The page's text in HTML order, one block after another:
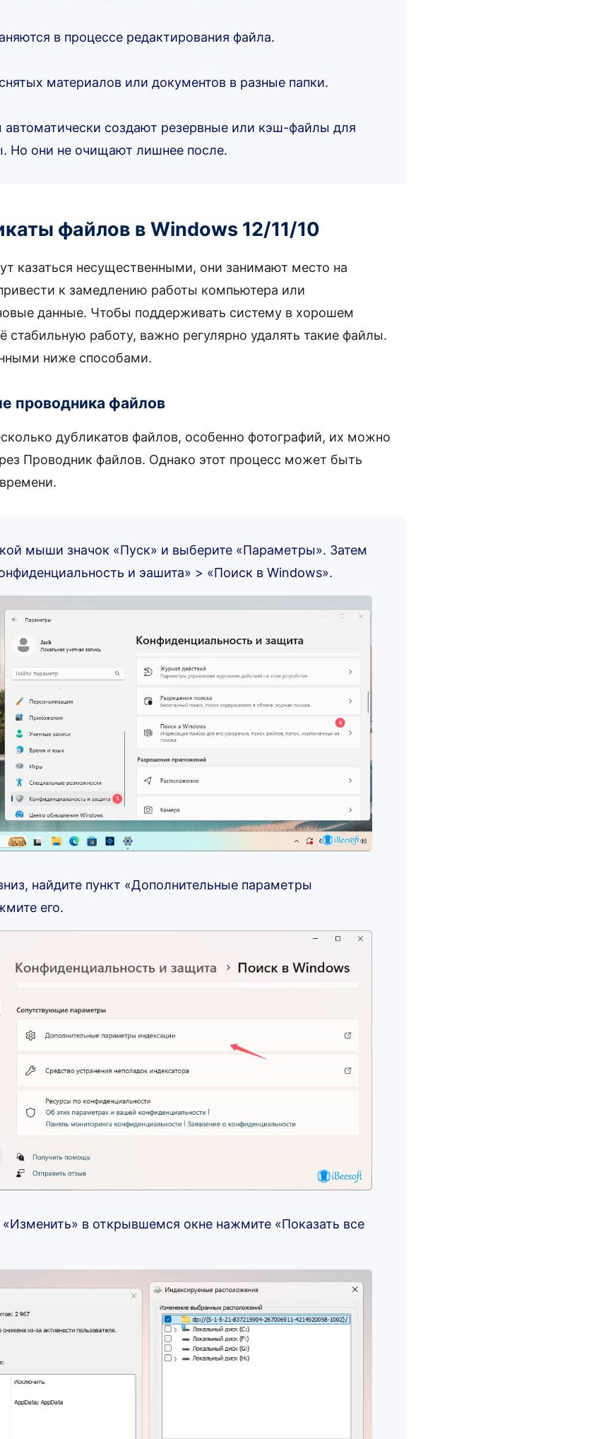
в процессе редактирования файла.
материалов или документов в разные папки.
создают резервные или кэш-файлы для
Но они не очищают лишнее после.
файлов в Windows 12/11/10
казаться несущественными, они занимают место на
к замедлению работы компьютера или
данные. Чтобы поддерживать систему в хорошем
стабильную работу, важно регулярно удалять такие файлы.
ниже способами.
проводника файлов
дубликатов файлов, особенно фотографий, их можно
Проводник файлов. Однако этот процесс может быть
мыши значок «Пуск» и выберите «Параметры». Затем
и эашита» > «Поиск в Windows».
найдите пункт «Дополнительные параметры
его.
в открывшемся окне нажмите «Показать все